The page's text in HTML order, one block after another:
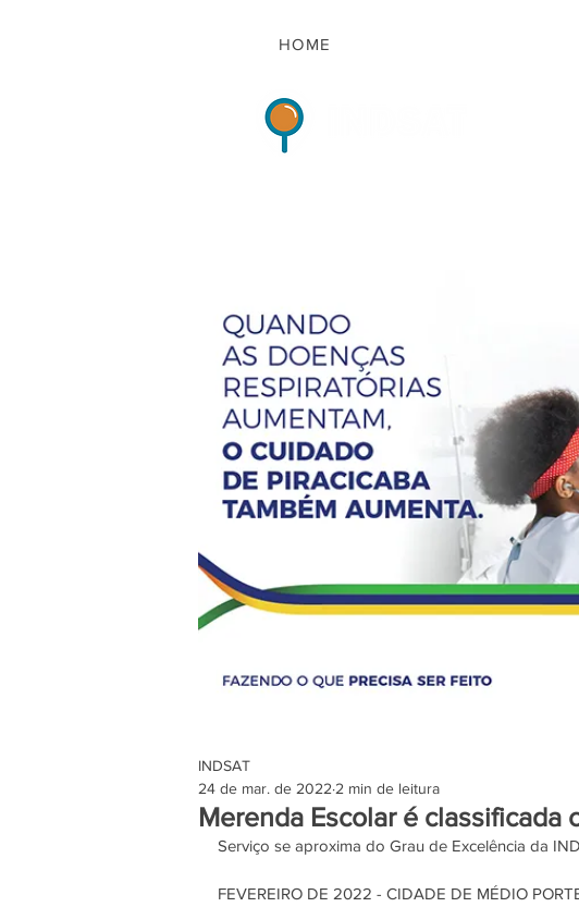
HOME
Merenda Escolar é classificada
INDSAT
24 de mar. de 2022 2 min de leitura
Serviço se aproxima do Grau de Excelência da
FEVEREIRO DE 2022 - CIDADE DE MÉDIO